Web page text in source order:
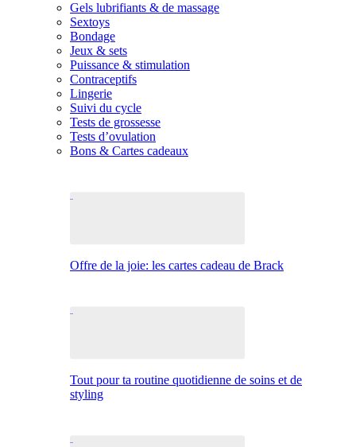
Gels lubrifiants & de massage
Sextoys
Bondage
Jeux & sets
Puissance & stimulation
Contraceptifs
Lingerie
Suivi du cycle
Tests de grossesse
Tests d’ovulation
Bons & Cartes cadeaux
Offre de la joie: les cartes cadeau de Brack
Tout pour ta routine quotidienne de soins et de
styling